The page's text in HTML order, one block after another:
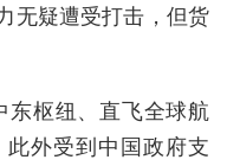
无疑遭受打击，但货
东枢纽、直飞全球航
外受到中国政府支